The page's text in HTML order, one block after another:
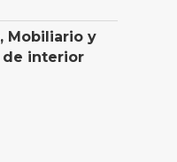
, Mobiliario y
de interior